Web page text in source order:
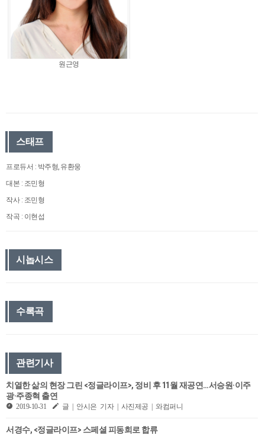
원근영
스태프
프로듀서 : 박주형, 유환웅
대본 : 조민형
작사 : 조민형
작곡 : 이현섭
시놉시스
수록곡
관련기사
치열한 삶의 현장 그린 <정글라이프>, 정비 후 11월 재공연…서승원·이주
광·주종혁 출연
2019-10-31 글 | 안시은 기자 | 사진제공 | 와컴퍼니
서경수, <정글라이프> 스페셜 피동희로 합류